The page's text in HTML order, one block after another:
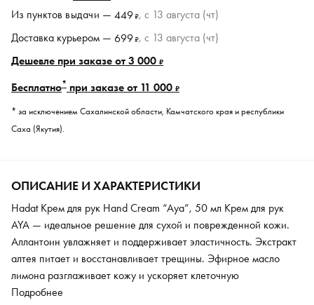
Из пунктов выдачи — 449₽, c 13 августа (чт)
Доставка курьером — 699₽, c 13 августа (чт)
Дешевле при заказе от 3 000 ₽
Бесплатно* при заказе от 11 000 ₽
* за исключением Сахалинской области, Камчатского края и республики
Саха (Якутия).
ОПИСАНИЕ И ХАРАКТЕРИСТИКИ
Hadat Крем для рук Hand Cream “Aya”, 50 мл Крем для рук
AYA — идеальное решение для сухой и поврежденной кожи.
Аллантоин увлажняет и поддерживает эластичность. Экстракт
алтея питает и восстанавливает трещины. Эфирное масло
лимона разглаживает кожу и ускоряет клеточную
регенерацию. Крем подходит для ежедневного использования,
Подробнее